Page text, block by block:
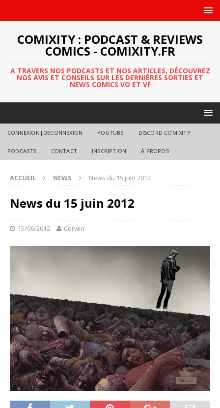
COMIXITY : PODCAST & REVIEWS
COMICS - COMIXITY.FR
A TRAVERS NOS PODCASTS ET NOS ARTICLES, DÉCOUVREZ
NOS AVIS ET CONSEILS SUR LES DERNIÈRES SORTIES ET
NEWS COMICS VO ET VF
CONNEXION|DECONNEXION YOUTUBE DISCORD COMIXITY
PODCASTS CONTACT INSCRIPTION À PROPOS
ACCUEIL NEWS News du 15 juin 2012
News du 15 juin 2012
15/06/2012 Corwin